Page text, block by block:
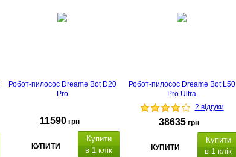
Робот-пилосос Dreame Bot D20
Pro
11590 грн
КУПИТИ
Купити
в 1 клік
Робот-пилосос Dreame Bot L50
Pro Ultra
2 відгуки
38635 грн
КУПИТИ
Купити
в 1 клік